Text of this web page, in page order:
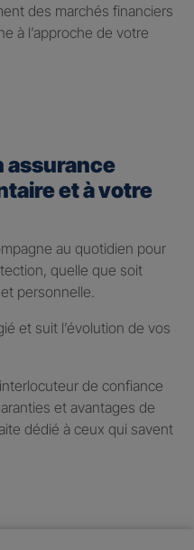
des marchés financiers
à l’approche de votre
assurance
et à votre
au quotidien pour
quelle que soit
personnelle.
et suit l’évolution de vos
de confiance
et avantages de
dédié à ceux qui savent